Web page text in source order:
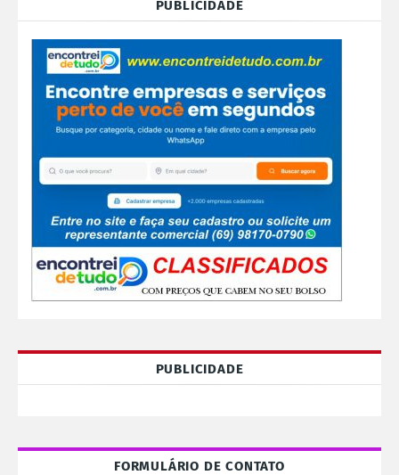
PUBLICIDADE
PUBLICIDADE
FORMULÁRIO DE CONTATO